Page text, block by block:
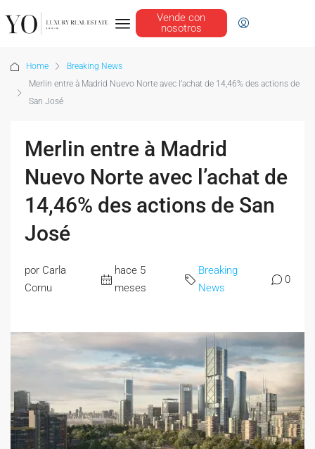
Vende con
nosotros
Home
Breaking News
Merlin entre à Madrid Nuevo Norte avec l’achat de 14,46% des actions de
San José
Merlin entre à Madrid
Nuevo Norte avec l’achat de
14,46% des actions de San
José
por Carla
Cornu
hace 5
meses
Breaking
News
0